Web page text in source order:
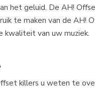
het geluid. De AH!
te maken van de AH!
kwaliteit van uw muziek.
killers u weten te